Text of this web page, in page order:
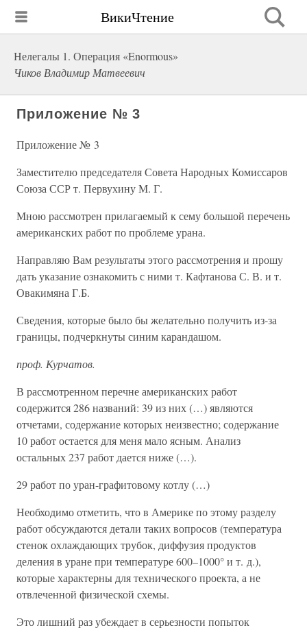
ВикиЧтение
Нелегалы 1. Операция «Enormous»
Чиков Владимир Матвеевич
Приложение № 3
Приложение № 3
Заместителю председателя Совета Народных Комиссаров
Союза ССР т. Первухину М. Г.
Мною рассмотрен прилагаемый к сему большой перечень
американских работ по проблеме урана.
Направляю Вам результаты этого рассмотрения и прошу
дать указание ознакомить с ними т. Кафтанова С. В. и т.
Овакимяна Г.Б.
Сведения, которые было бы желательно получить из-за
границы, подчеркнуты синим карандашом.
проф. Курчатов.
В рассмотренном перечне американских работ
содержится 286 названий: 39 из них (…) являются
отчетами, содержание которых неизвестно; содержание
10 работ остается для меня мало ясным. Анализ
остальных 237 работ дается ниже (…).
29 работ по уран-графитовому котлу (…)
Необходимо отметить, что в Америке по этому разделу
работ обсуждаются детали таких вопросов (температура
стенок охлаждающих трубок, диффузия продуктов
деления в уране при температуре 600–1000° и т. д.),
которые характерны для технического проекта, а не
отвлеченной физической схемы.
Это лишний раз убеждает в серьезности попыток